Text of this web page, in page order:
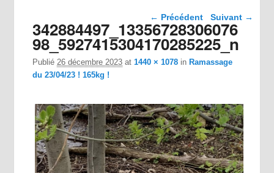
Navigation dans les
images
← Précédent Suivant →
342884497_13356728306076
98_5927415304170285225_n
Publié26 décembre 2023 at1440 × 1078 in Ramassage
du 23/04/23 ! 165kg !